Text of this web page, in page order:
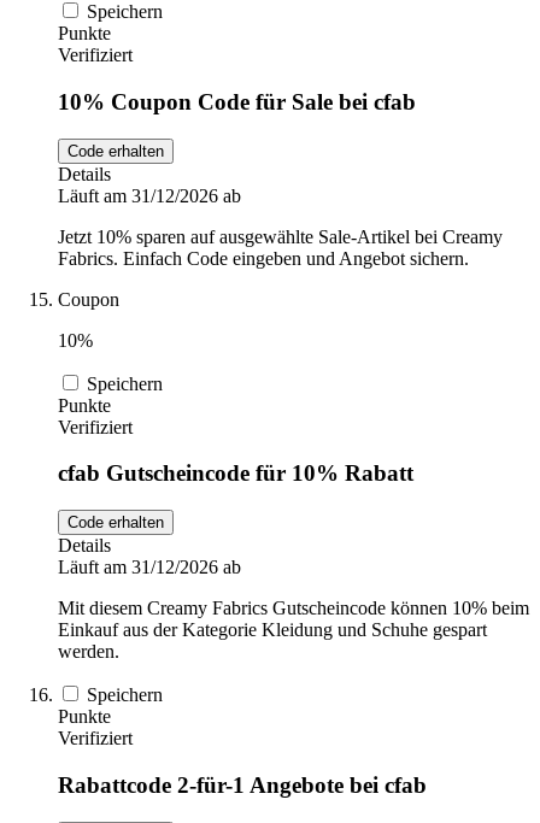
Speichern
Punkte
Verifiziert
10% Coupon Code für Sale bei cfab
Code erhalten
Details
Läuft am 31/12/2026 ab
Jetzt 10% sparen auf ausgewählte Sale-Artikel bei Creamy
Fabrics. Einfach Code eingeben und Angebot sichern.
Coupon
10%
Speichern
Punkte
Verifiziert
cfab Gutscheincode für 10% Rabatt
Code erhalten
Details
Läuft am 31/12/2026 ab
Mit diesem Creamy Fabrics Gutscheincode können 10% beim
Einkauf aus der Kategorie Kleidung und Schuhe gespart
werden.
Speichern
Punkte
Verifiziert
Rabattcode 2-für-1 Angebote bei cfab